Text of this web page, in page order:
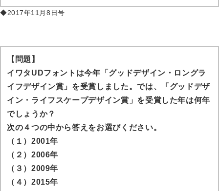
◆2017年11月8日号
【問題】
イワタUDフォントは今年「グッドデザイン・ロングラ
イフデザイン賞」を受賞しました。では、「グッドデザ
イン・ライフスケープデザイン賞」を受賞した年は何年
でしょうか？
次の４つの中から答えをお選びください。
（１）2001年
（２）2006年
（３）2009年
（４）2015年